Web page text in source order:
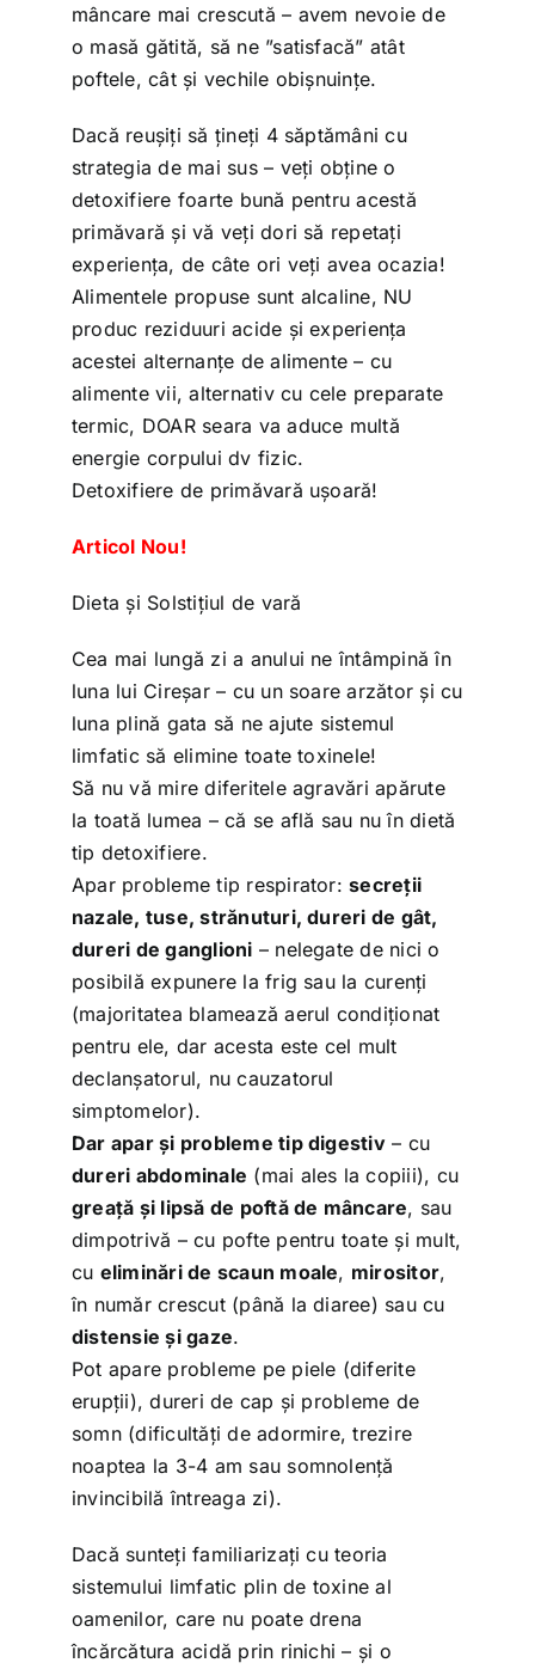
mâncare mai crescută – avem nevoie de
o masă gătită, să ne ”satisfacă” atât
poftele, cât și vechile obișnuințe.
Dacă reușiți să țineți 4 săptămâni cu
strategia de mai sus – veți obține o
detoxifiere foarte bună pentru acestă
primăvară și vă veți dori să repetați
experiența, de câte ori veți avea ocazia!
Alimentele propuse sunt alcaline, NU
produc reziduuri acide și experiența
acestei alternanțe de alimente – cu
alimente vii, alternativ cu cele preparate
termic, DOAR seara va aduce multă
energie corpului dv fizic.
Detoxifiere de primăvară ușoară!
Articol Nou!
Dieta și Solstițiul de vară
Cea mai lungă zi a anului ne întâmpină în
luna lui Cireșar – cu un soare arzător și cu
luna plină gata să ne ajute sistemul
limfatic să elimine toate toxinele!
Să nu vă mire diferitele agravări apărute
la toată lumea – că se află sau nu în dietă
tip detoxifiere.
Apar probleme tip respirator:secreții
nazale, tuse, strănuturi, dureri de gât,
dureri de ganglioni – nelegate de nici o
posibilă expunere la frig sau la curenți
(majoritatea blamează aerul condiționat
pentru ele, dar acesta este cel mult
declanșatorul, nu cauzatorul
simptomelor).
Dar apar și probleme tip digestiv– cu
dureri abdominale (mai ales la copiii), cu
greață și lipsă de poftă de mâncare, sau
dimpotrivă – cu pofte pentru toate și mult,
cu eliminări de scaun moale, mirositor,
în număr crescut (până la diaree) sau cu
distensie și gaze.
Pot apare probleme pe piele (diferite
erupții), dureri de cap și probleme de
somn (dificultăți de adormire, trezire
noaptea la 3-4 am sau somnolență
invincibilă întreaga zi).
Dacă sunteți familiarizați cu teoria
sistemului limfatic plin de toxine al
oamenilor, care nu poate drena
încărcătura acidă prin rinichi – și o